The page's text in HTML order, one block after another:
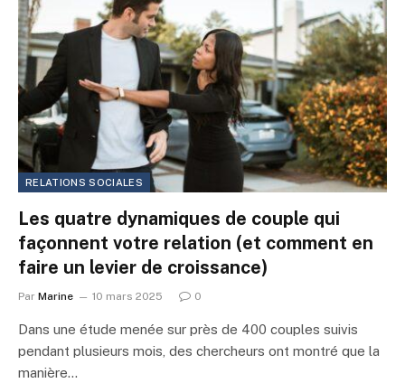
RELATIONS SOCIALES
Les quatre dynamiques de couple qui
façonnent votre relation (et comment en
faire un levier de croissance)
Par Marine 10 mars 2025 0
Dans une étude menée sur près de 400 couples suivis
pendant plusieurs mois, des chercheurs ont montré que la
manière…